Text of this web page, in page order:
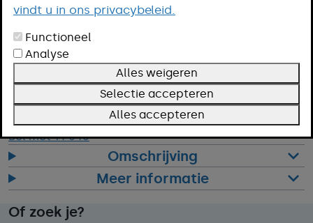
over? Maar u bent werkloos en krijgt
een uitkering? Misschien kunt u
vrijwilligerswerk doen met behoud van
uw uitkering.
Bel met 14 043
Omschrijving
Meer informatie
Of zoek je?
vindt u in ons privacybeleid.
Functioneel
Analyse
Alles weigeren
Selectie accepteren
Alles accepteren